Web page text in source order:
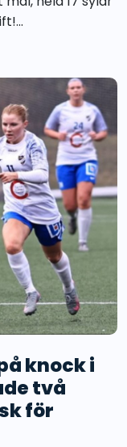
knock i
två
för